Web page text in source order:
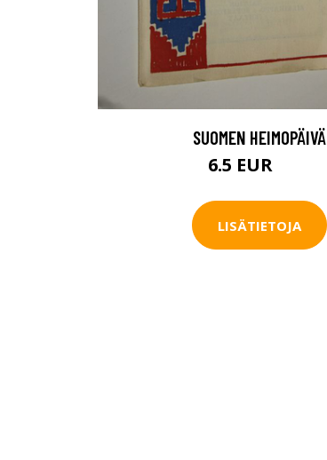
SUOMEN HEIMOPÄIVÄ
6.5 EUR
LISÄTIETOJA